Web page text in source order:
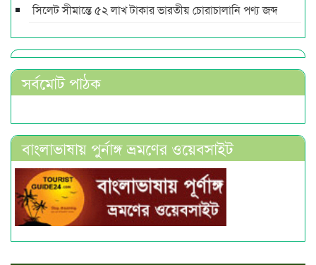
সিলেট সীমান্তে ৫২ লাখ টাকার ভারতীয় চোরাচালানি পণ্য জব্দ
সর্বমোট পাঠক
বাংলাভাষায় পুর্নাঙ্গ ভ্রমণের ওয়েবসাইট